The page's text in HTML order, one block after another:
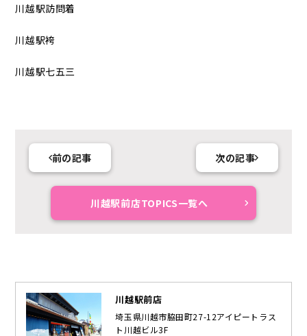
川越駅訪問着
川越駅袴
川越駅七五三
前の記事 次の記事
川越駅前店TOPICS一覧へ
川越駅前店
埼玉県川越市脇田町27-12アイピートラス
ト川越ビル3F